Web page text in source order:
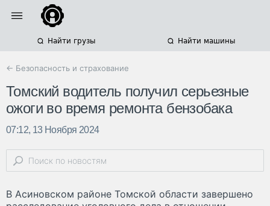
Найти грузы Найти машины
← Безопасность и страхование
Томский водитель получил серьезные
ожоги во время ремонта бензобака
07:12, 13 Ноября 2024
В Асиновском районе Томской области завершено